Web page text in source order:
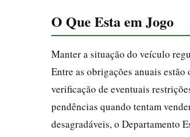
O Que Esta em Jogo
Manter a situação do veículo
Entre as obrigações anuais
verificação de eventuais
pendências quando tentam
desagradáveis, o Departamento